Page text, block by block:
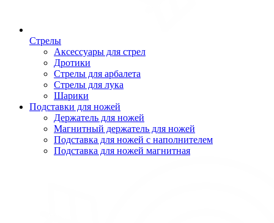
Стрелы
Аксессуары для стрел
Дротики
Стрелы для арбалета
Стрелы для лука
Шарики
Подставки для ножей
Держатель для ножей
Магнитный держатель для ножей
Подставка для ножей с наполнителем
Подставка для ножей магнитная